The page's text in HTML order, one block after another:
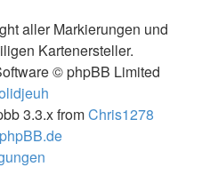
aller Markierungen und
Kartenersteller.
© phpBB Limited
3.3.x fromChris1278
phpBB.de